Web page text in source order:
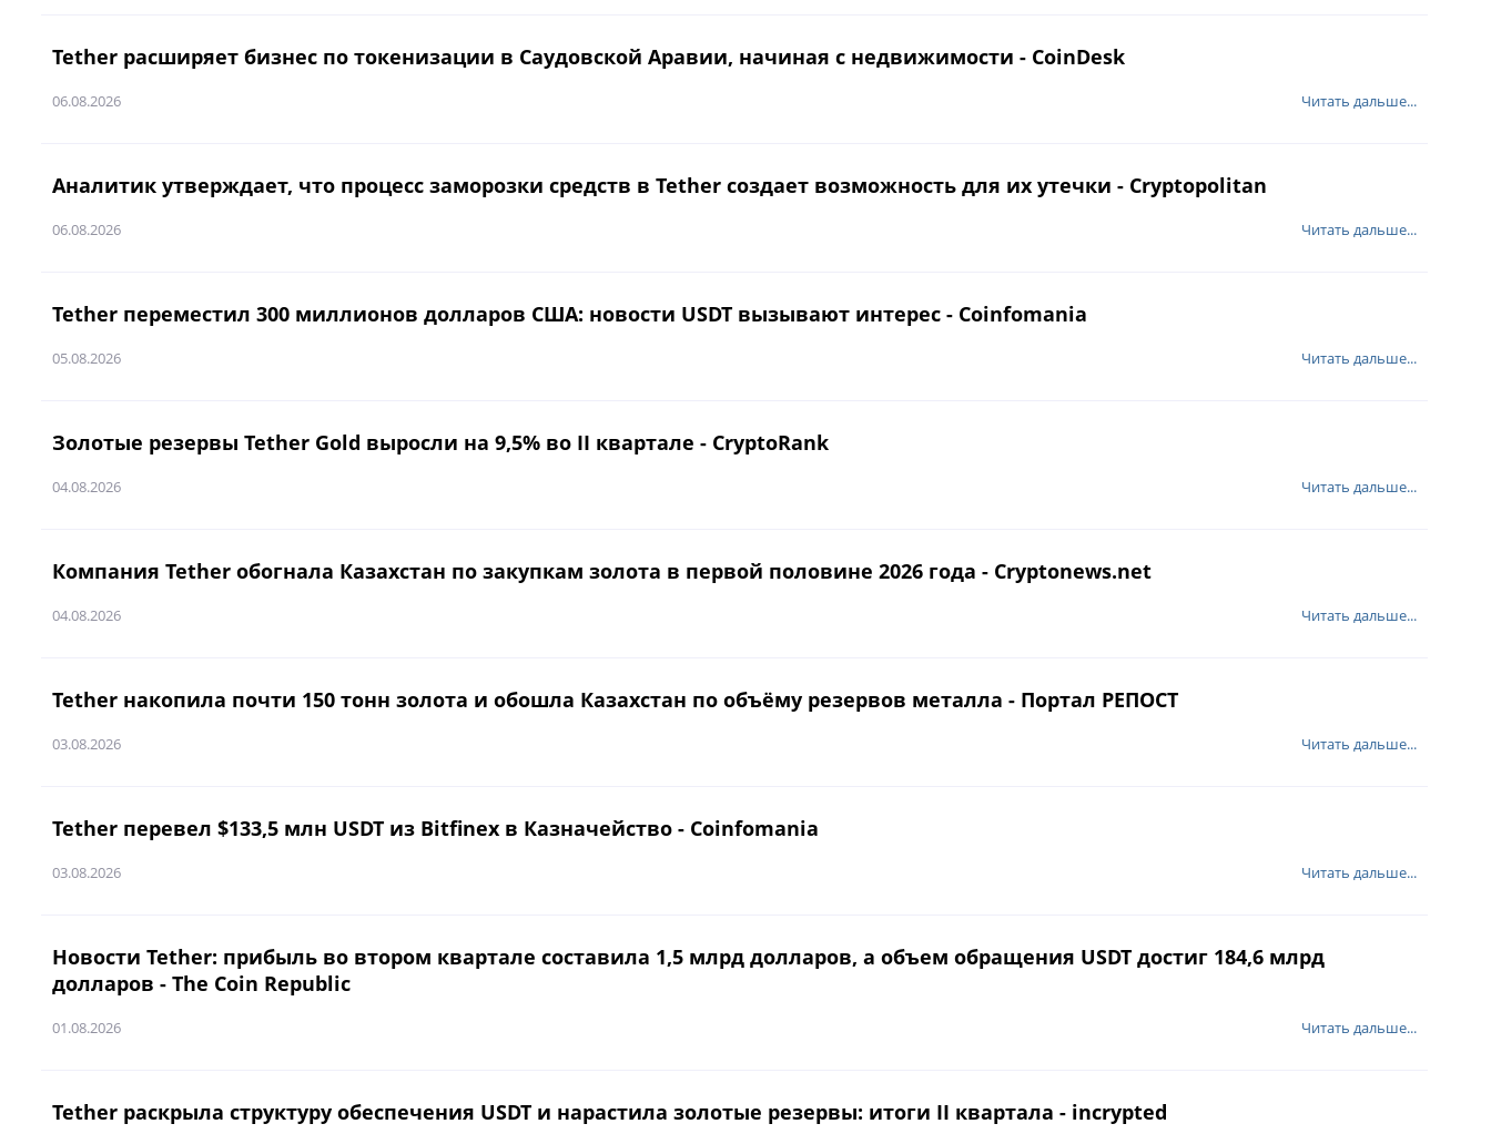
Tether расширяет бизнес по токенизации в Саудовской Аравии, начиная с недвижимости - CoinDesk
06.08.2026 Читать дальше...
Аналитик утверждает, что процесс заморозки средств в Tether создает возможность для их утечки - Cryptopolitan
06.08.2026 Читать дальше...
Tether переместил 300 миллионов долларов США: новости USDT вызывают интерес - Coinfomania
05.08.2026 Читать дальше...
Золотые резервы Tether Gold выросли на 9,5% во II квартале - CryptoRank
04.08.2026 Читать дальше...
Компания Tether обогнала Казахстан по закупкам золота в первой половине 2026 года - Cryptonews.net
04.08.2026 Читать дальше...
Tether накопила почти 150 тонн золота и обошла Казахстан по объёму резервов металла - Портал РЕПОСТ
03.08.2026 Читать дальше...
Tether перевел $133,5 млн USDT из Bitfinex в Казначейство - Coinfomania
03.08.2026 Читать дальше...
Новости Tether: прибыль во втором квартале составила 1,5 млрд долларов, а объем обращения USDT достиг 184,6 млрд
долларов - The Coin Republic
01.08.2026 Читать дальше...
Tether раскрыла структуру обеспечения USDT и нарастила золотые резервы: итоги II квартала - incrypted